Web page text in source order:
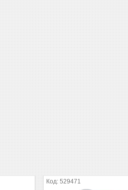
529471